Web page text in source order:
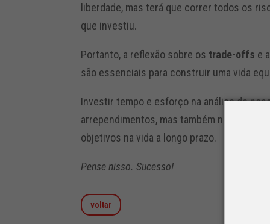
liberdade, mas terá que correr todos os
que investiu.
Portanto, a reflexão sobre os trade-offs e
são essenciais para construir uma vida
Investir tempo e esforço na análise de
arrependimentos, mas também nos
objetivos na vida a longo prazo.
Pense nisso. Sucesso!
voltar